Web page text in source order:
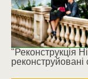
"Реконструкція
реконструйовані